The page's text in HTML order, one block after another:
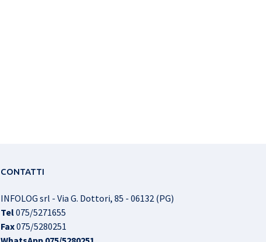
CONTATTI
INFOLOG srl - Via G. Dottori, 85 - 06132 (PG)
Tel075/5271655
Fax075/5280251